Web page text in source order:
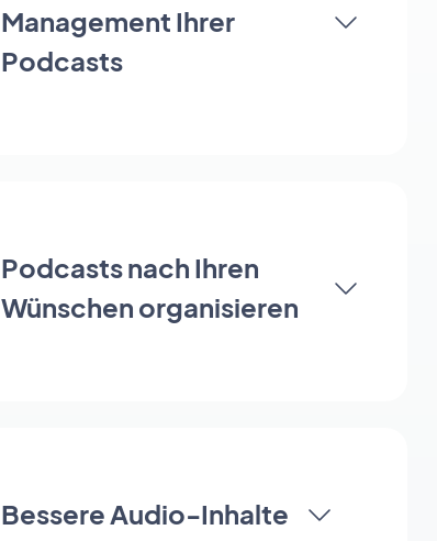
Management Ihrer
Podcasts
Podcasts nach Ihren
Wünschen organisieren
Bessere Audio-Inhalte